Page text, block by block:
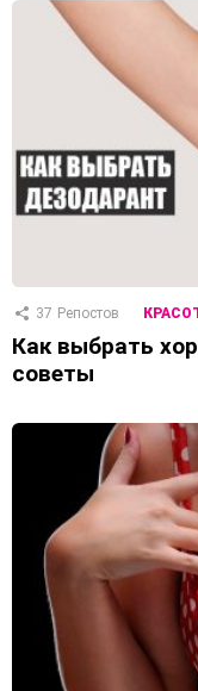
37 Репостов
Как выбрать
советы